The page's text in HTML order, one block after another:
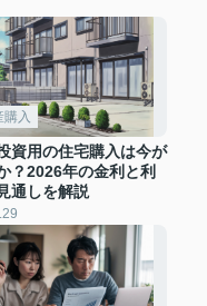
購入
資用の住宅購入は今が
？2026年の金利と利
通しを解説